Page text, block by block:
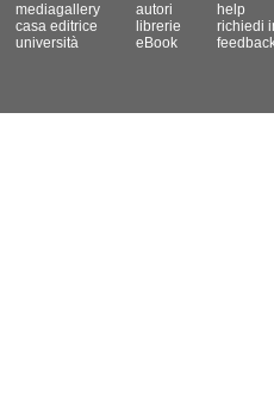
mediagallery
casa editrice
università
autori
librerie
eBook
help
richiedi